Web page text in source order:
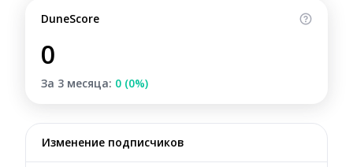
DuneScore
0
За 3 месяца: 0 (0%)
Изменение подписчиков